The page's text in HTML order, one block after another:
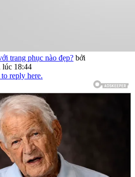
trang phục nào đẹp? bởi
lúc 18:44
reply here.